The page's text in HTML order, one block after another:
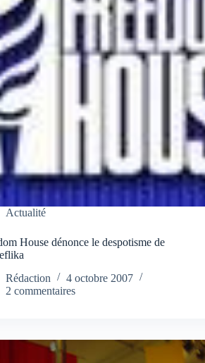
Actualité
House dénonce le despotisme de
Rédaction
4 octobre 2007
2 commentaires